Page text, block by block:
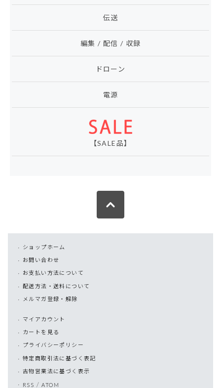
伝送
編集 / 配信 / 収録
ドローン
電源
【SALE品】
ショップホーム
お問い合わせ
お支払い方法について
配送方法・送料について
メルマガ登録・解除
マイアカウント
カートを見る
プライバシーポリシー
特定商取引法に基づく表記
古物営業法に基づく表示
RSS /ATOM